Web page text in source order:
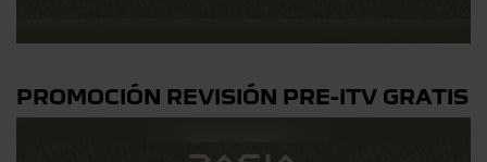
PROMOCIÓN REVISIÓN PRE-ITV GRATIS